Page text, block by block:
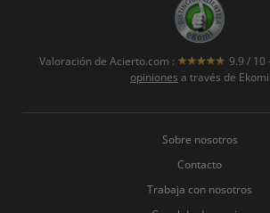
Valoración de Acierto.com : 9.9 / 10
opiniones a través de Ekomi
Sobre nosotros
Contacto
Trabaja con nosotros